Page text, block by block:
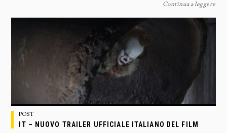
Continua a leggere
POST
IT – NUOVO TRAILER UFFICIALE ITALIANO DEL FILM